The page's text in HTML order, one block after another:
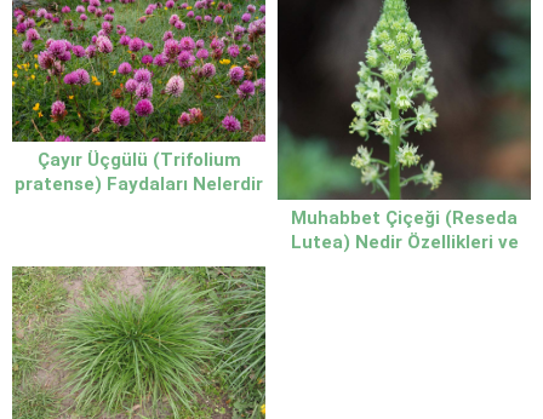
Çayır Üçgülü (Trifolium
pratense) Faydaları Nelerdir
Muhabbet Çiçeği (Reseda
Lutea) Nedir Özellikleri ve